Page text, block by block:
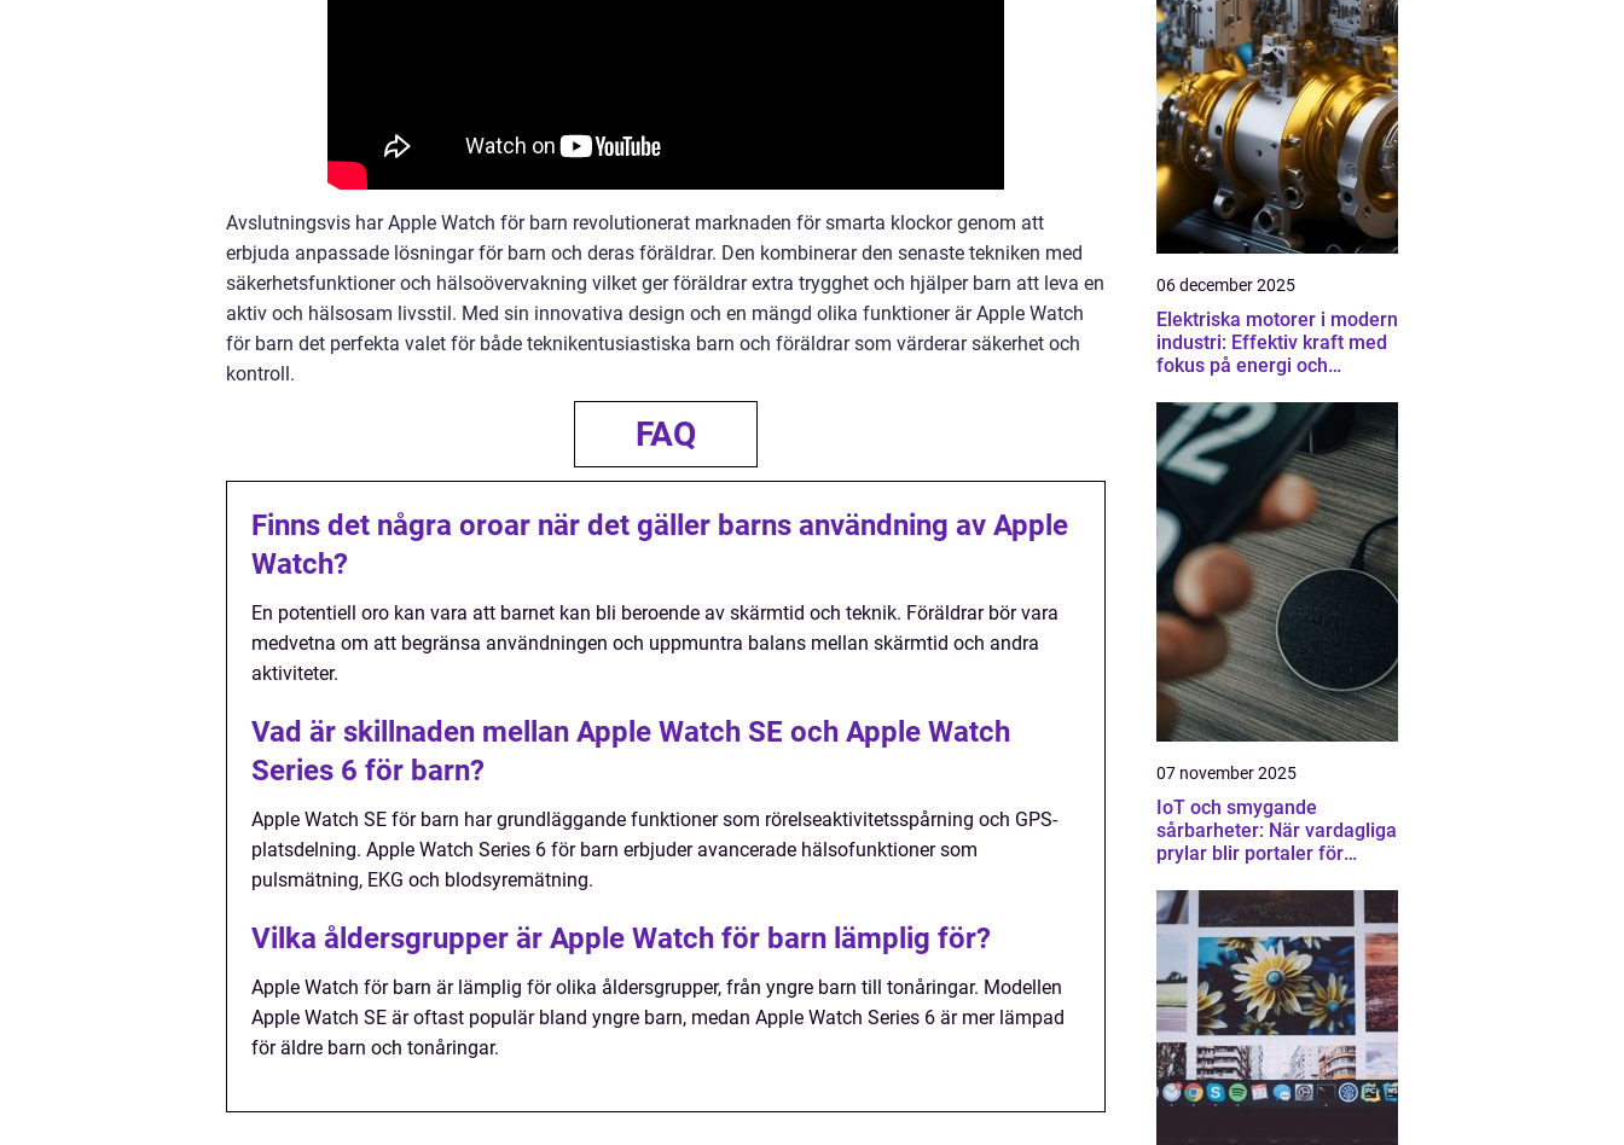
Avslutningsvis har Apple Watch för barn revolutionerat marknaden för smarta klockor genom att
erbjuda anpassade lösningar för barn och deras föräldrar. Den kombinerar den senaste tekniken med
säkerhetsfunktioner och hälsoövervakning vilket ger föräldrar extra trygghet och hjälper barn att leva en
aktiv och hälsosam livsstil. Med sin innovativa design och en mängd olika funktioner är Apple Watch
för barn det perfekta valet för både teknikentusiastiska barn och föräldrar som värderar säkerhet och
kontroll.
FAQ
Finns det några oroar när det gäller barns användning av Apple
Watch?
En potentiell oro kan vara att barnet kan bli beroende av skärmtid och teknik. Föräldrar bör vara
medvetna om att begränsa användningen och uppmuntra balans mellan skärmtid och andra
aktiviteter.
Vad är skillnaden mellan Apple Watch SE och Apple Watch
Series 6 för barn?
Apple Watch SE för barn har grundläggande funktioner som rörelseaktivitetsspårning och GPS-
platsdelning. Apple Watch Series 6 för barn erbjuder avancerade hälsofunktioner som
pulsmätning, EKG och blodsyremätning.
Vilka åldersgrupper är Apple Watch för barn lämplig för?
Apple Watch för barn är lämplig för olika åldersgrupper, från yngre barn till tonåringar. Modellen
Apple Watch SE är oftast populär bland yngre barn, medan Apple Watch Series 6 är mer lämpad
för äldre barn och tonåringar.
06 december 2025
Elektriska motorer i modern
industri: Effektiv kraft med
fokus på energi och
07 november 2025
IoT och smygande
sårbarheter: När vardagliga
prylar blir portaler för